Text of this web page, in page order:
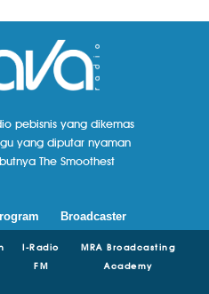
pebisnis yang dikemas
yang diputar nyaman
The Smoothest
Broadcaster
I-Radio
FM
MRA Broadcasting
Academy